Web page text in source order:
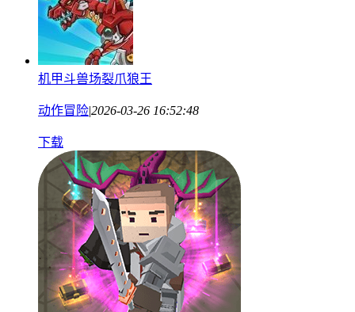
机甲斗兽场裂爪狼王
动作冒险|2026-03-26 16:52:48
下载